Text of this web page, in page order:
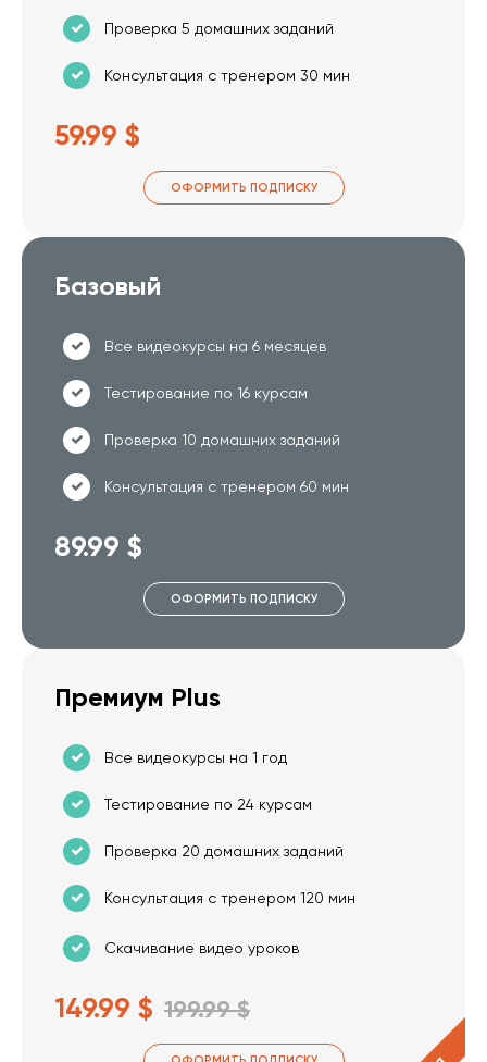
Проверка 5 домашних заданий
Консультация с тренером 30 мин
59.99 $
ОФОРМИТЬ ПОДПИСКУ
Базовый
Все видеокурсы на 6 месяцев
Тестирование по 16 курсам
Проверка 10 домашних заданий
Консультация с тренером 60 мин
89.99 $
ОФОРМИТЬ ПОДПИСКУ
Премиум Plus
Все видеокурсы на 1 год
Тестирование по 24 курсам
Проверка 20 домашних заданий
Консультация с тренером 120 мин
Скачивание видео уроков
149.99 $ 199.99 $